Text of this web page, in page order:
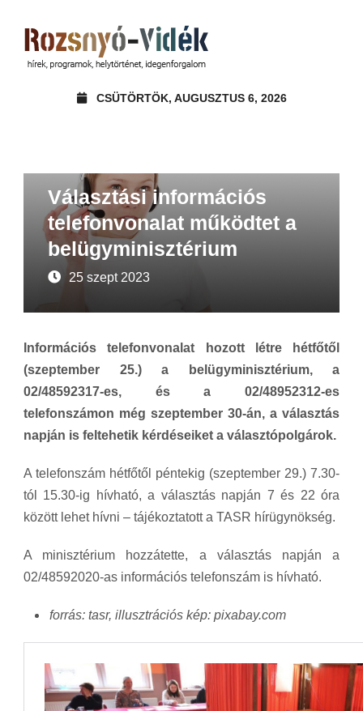
CSÜTÖRTÖK, AUGUSZTUS 6, 2026
Választási információs
telefonvonalat működtet a
belügyminisztérium
25 szept 2023
Információs telefonvonalat hozott létre hétfőtől
(szeptember 25.) a belügyminisztérium, a
02/48592317-es, és a 02/48952312-es
telefonszámon még szeptember 30-án, a választás
napján is feltehetik kérdéseiket a választópolgárok.
A telefonszám hétfőtől péntekig (szeptember 29.) 7.30-
tól 15.30-ig hívható, a választás napján 7 és 22 óra
között lehet hívni – tájékoztatott a TASR hírügynökség.
A minisztérium hozzátette, a választás napján a
02/48592020-as információs telefonszám is hívható.
forrás: tasr, illusztrációs kép: pixabay.com